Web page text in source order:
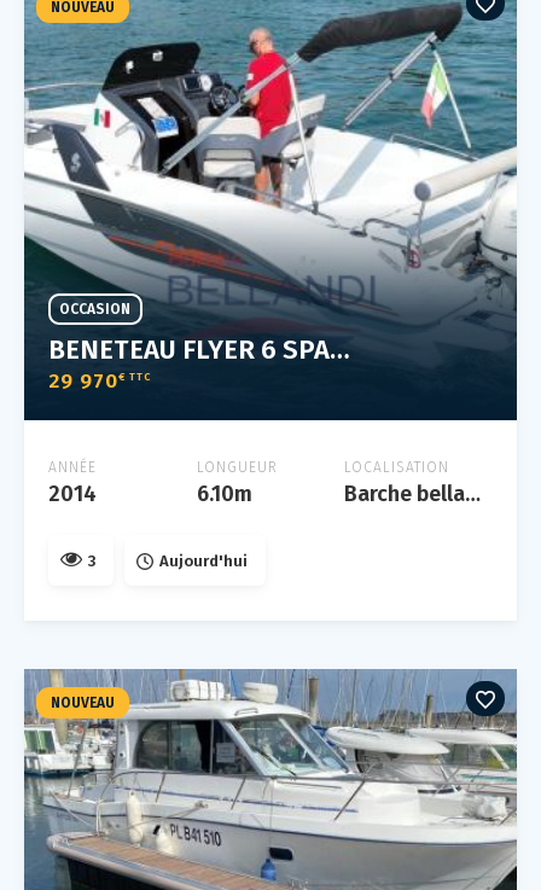
BENETEAU FLYER 6 SPACE DECK
29 970€ TTC
OCCASION
ANNÉE
2014
LONGUEUR
6.10m
LOCALISATION
Barche bellandi lonato del garda, lago di garda
NOUVEAU
3 Aujourd'hui
NOUVEAU